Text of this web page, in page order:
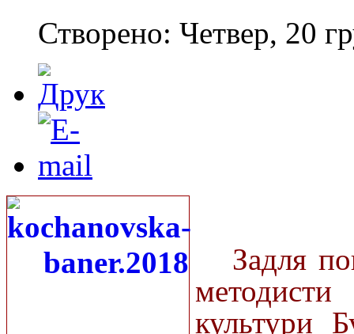
Створено: Четвер, 20
Задля
культури